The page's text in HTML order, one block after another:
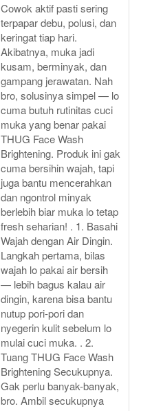
Cowok aktif pasti sering
terpapar debu, polusi, dan
keringat tiap hari.
Akibatnya, muka jadi
kusam, berminyak, dan
gampang jerawatan. Nah
bro, solusinya simpel — lo
cuma butuh rutinitas cuci
muka yang benar pakai
THUG Face Wash
Brightening. Produk ini gak
cuma bersihin wajah, tapi
juga bantu mencerahkan
dan ngontrol minyak
berlebih biar muka lo tetap
fresh seharian! . 1. Basahi
Wajah dengan Air Dingin.
Langkah pertama, bilas
wajah lo pakai air bersih
— lebih bagus kalau air
dingin, karena bisa bantu
nutup pori-pori dan
nyegerin kulit sebelum lo
mulai cuci muka. . 2.
Tuang THUG Face Wash
Brightening Secukupnya.
Gak perlu banyak-banyak,
bro. Ambil secukupnya